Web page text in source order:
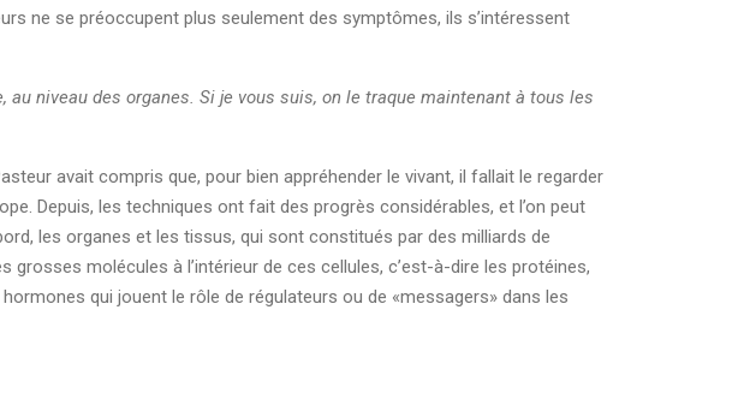
ne se préoccupent plus seulement des symptômes, ils s’intéressent
niveau des organes. Si je vous suis, on le traque maintenant à tous les
avait compris que, pour bien appréhender le vivant, il fallait le regarder
Depuis, les techniques ont fait des progrès considérables, et l’on peut
les organes et les tissus, qui sont constitués par des milliards de
grosses molécules à l’intérieur de ces cellules, c’est-à-dire les protéines,
qui jouent le rôle de régulateurs ou de «messagers» dans les